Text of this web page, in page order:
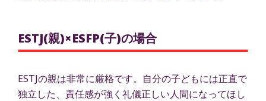
ESTJ(親)×ESFP(子)の場合
ESTJの親は非常に厳格です。自分の子どもには正直で
独立した、責任感が強く礼儀正しい人間になってほし